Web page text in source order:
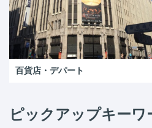
百貨店・デパート
ピックアップキーワ